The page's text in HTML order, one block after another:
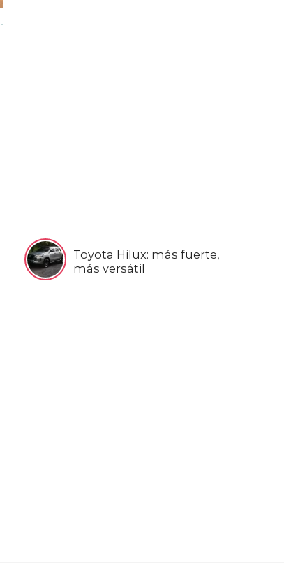
Toyota Hilux: más fuerte,
más versátil